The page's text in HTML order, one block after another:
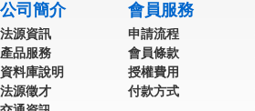
公司簡介
法源資訊
產品服務
資料庫說明
法源徵才
會員服務
申請流程
會員條款
授權費用
付款方式